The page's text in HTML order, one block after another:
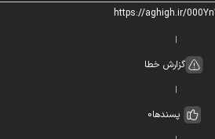
گزارش خطا
پسندها0